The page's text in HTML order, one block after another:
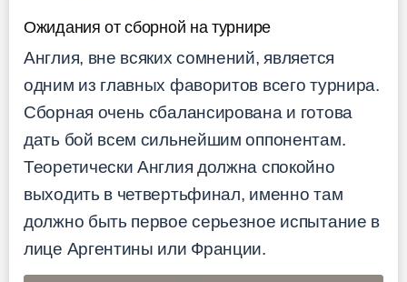
Ожидания от сборной на турнире
Англия, вне всяких сомнений, является
одним из главных фаворитов всего турнира.
Сборная очень сбалансирована и готова
дать бой всем сильнейшим оппонентам.
Теоретически Англия должна спокойно
выходить в четвертьфинал, именно там
должно быть первое серьезное испытание в
лице Аргентины или Франции.